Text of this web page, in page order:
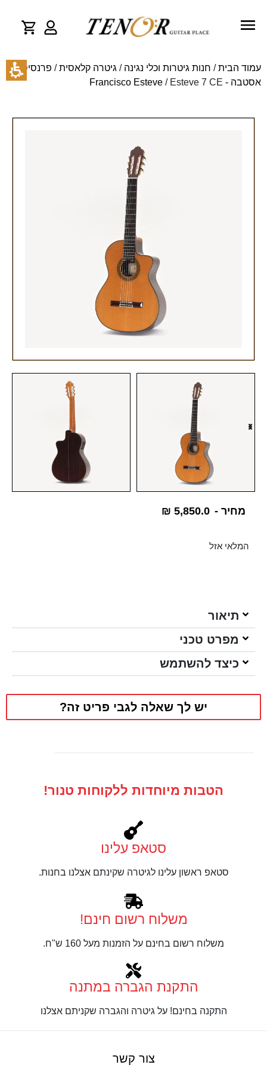
עמוד הבית/ חנות גיטרות וכלי נגינה / גיטרה קלאסית/ פרנסיסקו
אסטבה - Francisco Esteve / Esteve 7 CE
מחיר - ₪ 5,850.0
המלאי אזל
תיאור
מפרט טכני
כיצד להשתמש
יש לך שאלה לגבי פריט זה?
הטבות מיוחדות ללקוחות טנור!
סטאפ עלינו
סטאפ ראשון עלינו לגיטרה שקינתם אצלנו בחנות.
משלוח רשום חינם!
משלוח רשום בחינם על הזמנות מעל 160 ש"ח.
התקנת הגברה במתנה
התקנה בחינם! על גיטרה והגברה שקניתם אצלנו
צור קשר